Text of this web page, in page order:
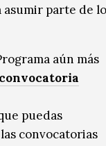
asumir parte de
aún más
convocatoria
puedas
convocatorias